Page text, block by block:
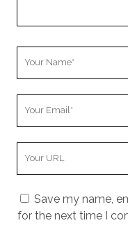
Save my name,
for the next time I